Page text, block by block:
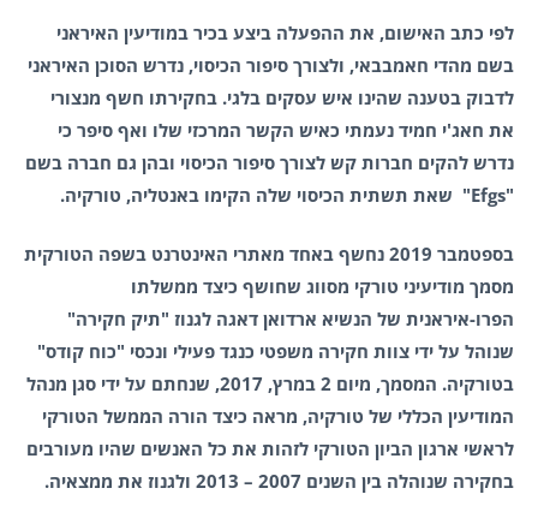
לפי כתב האישום, את ההפעלה ביצע בכיר במודיעין האיראני
בשם מהדי חאמבבאי, ולצורך סיפור הכיסוי, נדרש הסוכן האיראני
לדבוק בטענה שהינו איש עסקים בלגי. בחקירתו חשף מנצורי
את חאג'י חמיד נעמתי כאיש הקשר המרכזי שלו ואף סיפר כי
נדרש להקים חברות קש לצורך סיפור הכיסוי ובהן גם חברה בשם
"Efgs" שאת תשתית הכיסוי שלה הקימו באנטליה, טורקיה.
בספטמבר 2019 נחשף באחד מאתרי האינטרנט בשפה הטורקית
מסמך מודיעיני טורקי מסווג שחושף כיצד ממשלתו
הפרו-איראנית של הנשיא ארדואן דאגה לגנוז "תיק חקירה"
שנוהל על ידי צוות חקירה משפטי כנגד פעילי ונכסי "כוח קודס"
בטורקיה. המסמך, מיום 2 במרץ, 2017, שנחתם על ידי סגן מנהל
המודיעין הכללי של טורקיה, מראה כיצד הורה הממשל הטורקי
לראשי ארגון הביון הטורקי לזהות את כל האנשים שהיו מעורבים
בחקירה שנוהלה בין השנים 2007 – 2013 ולגנוז את ממצאיה.